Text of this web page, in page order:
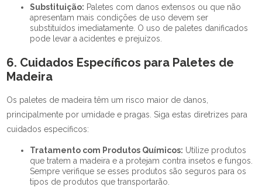
Substituição: Paletes com danos extensos ou que não
apresentam mais condições de uso devem ser
substituídos imediatamente. O uso de paletes danificados
pode levar a acidentes e prejuízos.
6. Cuidados Específicos para Paletes de
Madeira
Os paletes de madeira têm um risco maior de danos,
principalmente por umidade e pragas. Siga estas diretrizes para
cuidados específicos:
Tratamento com Produtos Químicos: Utilize produtos
que tratem a madeira e a protejam contra insetos e fungos.
Sempre verifique se esses produtos são seguros para os
tipos de produtos que transportarão.